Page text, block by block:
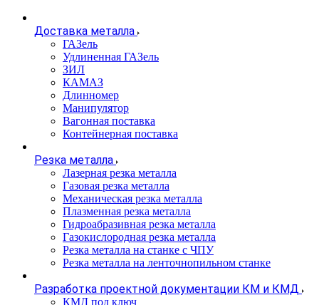
Доставка металла
ГАЗель
Удлиненная ГАЗель
ЗИЛ
КАМАЗ
Длинномер
Манипулятор
Вагонная поставка
Контейнерная поставка
Резка металла
Лазерная резка металла
Газовая резка металла
Механическая резка металла
Плазменная резка металла
Гидроабразивная резка металла
Газокислородная резка металла
Резка металла на станке с ЧПУ
Резка металла на ленточнопильном станке
Разработка проектной документации КМ и КМД
КМД под ключ